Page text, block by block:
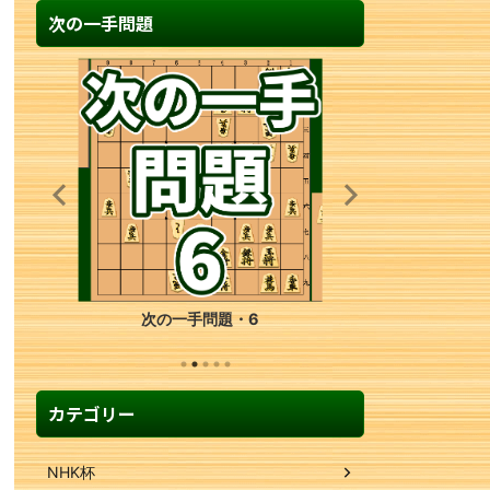
次の一手問題
次の一手問題・28
カテゴリー
NHK杯